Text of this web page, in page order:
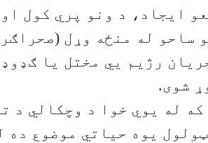
ایجاد، د ونو پري کول
ساحو له منځه وړل
رژیم يي مختل یا
شوی.
که له یوي خوا د وچکالي د
یوه حیاتي موضوع ده